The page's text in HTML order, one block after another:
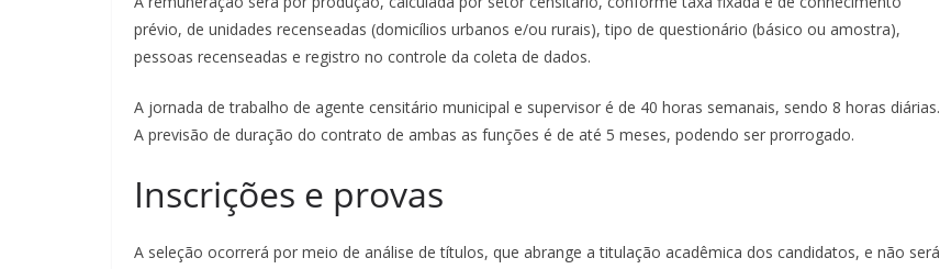
prévio, de unidades recenseadas (domicílios urbanos e/ou rurais), tipo de questionário (básico ou amostra),
pessoas recenseadas e registro no controle da coleta de dados.
A jornada de trabalho de agente censitário municipal e supervisor é de 40 horas semanais, sendo 8 horas diárias.
A previsão de duração do contrato de ambas as funções é de até 5 meses, podendo ser prorrogado.
Inscrições e provas
A seleção ocorrerá por meio de análise de títulos, que abrange a titulação acadêmica dos candidatos, e não será